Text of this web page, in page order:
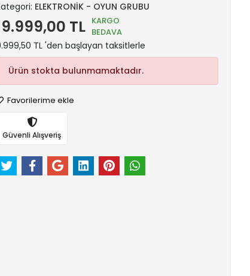
ELEKTRONİK - OYUN GRUBU
TL KARGO
BEDAVA
TL 'den başlayan taksitlerle
Ürün stokta bulunmamaktadır.
Favorilerime ekle
Güvenli Alışveriş